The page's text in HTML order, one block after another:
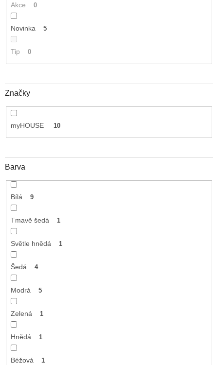
Akce 0
Novinka 5
Tip 0
Značky
myHOUSE 10
Barva
Bílá 9
Tmavě šedá 1
Světle hnědá 1
Šedá 4
Modrá 5
Zelená 1
Hnědá 1
Béžová 1